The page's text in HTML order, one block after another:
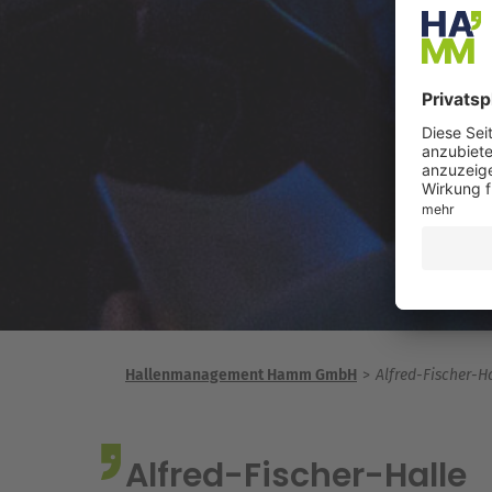
Hallenmanagement Hamm GmbH Alfred-Fischer-
Alfred-Fischer-Halle